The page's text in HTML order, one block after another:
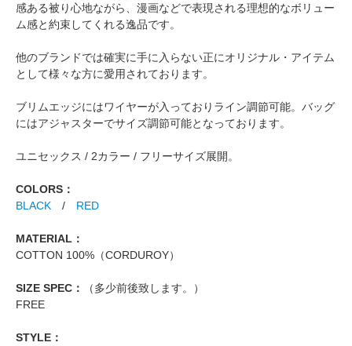
感ある被り心地ながら、漫画などで表現される理想的なボリュー
ム感と約束してくれる逸品です。
他のブランドでは確実に手に入らない正にオリジナル・アイテム
として様々な方に愛用されております。
ブリムエッジにはワイヤーが入っておりライン調節可能。バッグ
にはアジャスターでサイズ調節可能となっております。
ユニセックス / 2カラー / フリーサイズ展開。
COLORS：
BLACK / RED
MATERIAL：
COTTON 100%（CORDUROY）
SIZE SPEC：
（多少前後致します。）
FREE
STYLE：